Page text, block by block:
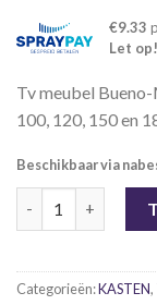
€9.33
Let
Tv meubel
100, 120, 150 en
Beschikbaar via
Categorieën:KASTEN,